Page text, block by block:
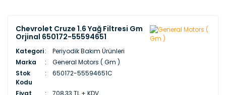
Chevrolet Cruze 1.6 Yağ Filtresi Gm
Orjinal 650172-55594651
Kategori
Periyodik Bakım Ürünleri
Marka
General Motors ( Gm )
Stok
Kodu
650172-55594651C
Fiyat 708,33 TL + KDV